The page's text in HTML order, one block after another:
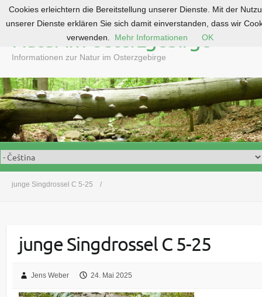
o
c
o
t
e
n
Natur im Osterzgebirge
Informationen zur Natur im Osterzgebirge
junge Singdrossel C 5-25
junge Singdrossel C 5-25
Jens Weber 24. Mai 2025
Cookies erleichtern die Bereitstellung unserer Dienste. Mit der
unserer Dienste erklären Sie sich damit einverstanden, dass wir
verwenden.
Mehr Informationen OK